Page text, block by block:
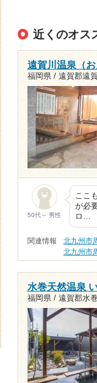
近くのオス
遠賀川温泉（お
福岡県 / 遠賀郡遠
50代～ 男性
ここ
が必
ロ…
関連情報 北九州市
北九州市
水巻天然温泉
福岡県 / 遠賀郡水